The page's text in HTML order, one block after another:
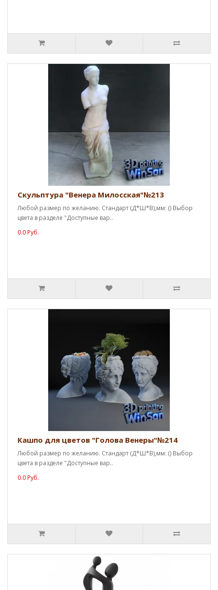
Скульптура "Венера Милосская"№213
Любой размер по желанию. Стандарт (Д*Ш*В),мм: () Выбор
цвета в разделе "Доступные вар..
0.0 Руб.
Кашпо для цветов "Голова Венеры"№214
Любой размер по желанию. Стандарт (Д*Ш*В),мм: () Выбор
цвета в разделе "Доступные вар..
0.0 Руб.